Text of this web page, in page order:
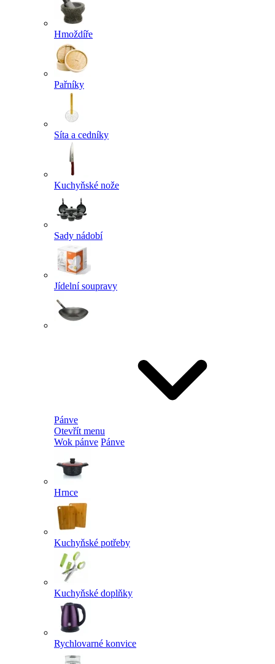
Hmoždíře
Pařníky
Síta a cedníky
Kuchyňské nože
Sady nádobí
Jídelní soupravy
Pánve
Otevřít menu
Wok pánve Pánve
Hrnce
Kuchyňské potřeby
Kuchyňské doplňky
Rychlovarné konvice